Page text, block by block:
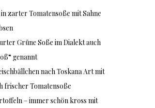
zarter Tomatensoße mit Sahne
Grüne Soße im Dialekt auch
genannt
nach Toskana Art mit
frischer Tomatensoße
– immer schön kross mit